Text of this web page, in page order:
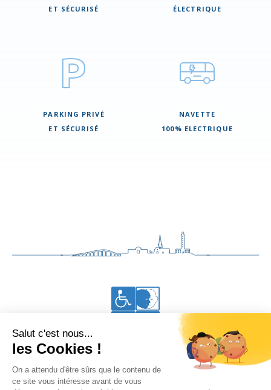
ET SÉCURISÉ
ÉLECTRIQUE
PARKING PRIVÉ
ET SÉCURISÉ
NAVETTE
100% ELECTRIQUE
Accessibilité aux personnes en situation de handicap
Vous êtes à Thalacap Île de Ré
•